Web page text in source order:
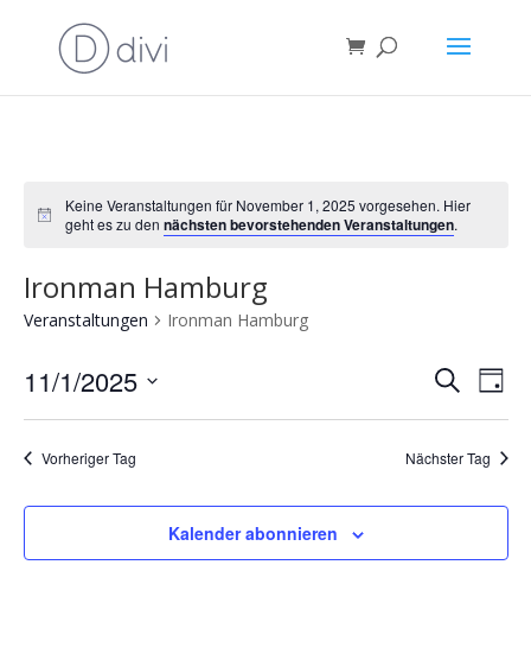
Notice
Keine Veranstaltungen für November 1, 2025 vorgesehen. Hier
geht es zu dennächsten bevorstehenden Veranstaltungen.
Ironman Hamburg
Veranstaltungen Ironman Hamburg
Suche
SucheTag
11/1/2025
Vorheriger Tag Nächster Tag
Kalender abonnieren